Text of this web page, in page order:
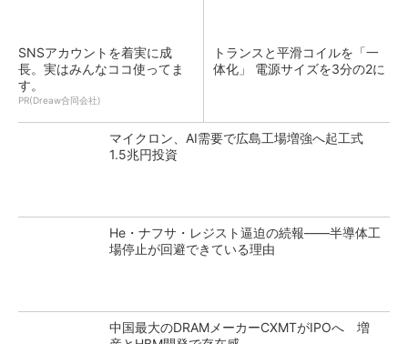
SNSアカウントを着実に成
長。実はみんなココ使ってま
す。
PR(Dreaw合同会社)
トランスと平滑コイルを「一
体化」 電源サイズを3分の2に
マイクロン、AI需要で広島工場増強へ起工式
1.5兆円投資
He・ナフサ・レジスト逼迫の続報――半導体工
場停止が回避できている理由
中国最大のDRAMメーカーCXMTがIPOへ 増